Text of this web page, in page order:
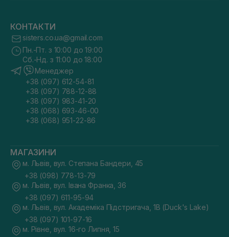
КОНТАКТИ
sisters.co.ua@gmail.com
Пн.-Пт. з 10:00 до 19:00
Сб.-Нд. з 11:00 до 18:00
Менеджер
+38 (097) 612-54-81
+38 (097) 788-12-88
+38 (097) 983-41-20
+38 (068) 693-46-00
+38 (068) 951-22-86
МАГАЗИНИ
м. Львів, вул. Степана Бандери, 45
+38 (098) 778-13-79
м. Львів, вул. Івана Франка, 36
+38 (097) 611-95-94
м. Львів, вул. Академіка Підстригача, 1В (Duck's Lake)
+38 (097) 101-97-16
м. Рівне, вул. 16-го Липня, 15